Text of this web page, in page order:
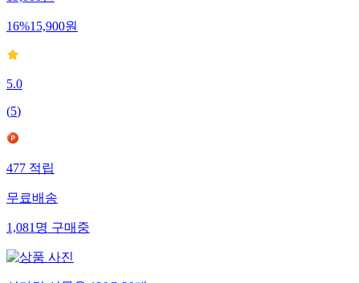
16%15,900원
5.0
(5)
477적립
무료배송
1,081명구매중